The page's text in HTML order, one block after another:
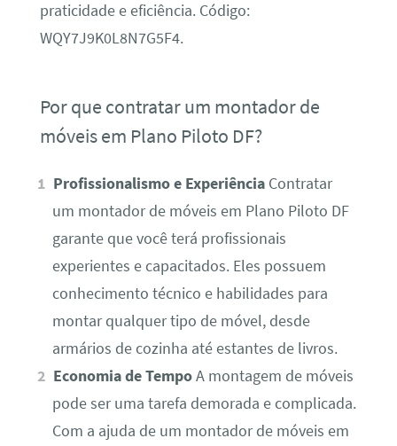
praticidade e eficiência. Código:
WQY7J9K0L8N7G5F4.
Por que contratar um montador de
móveis em Plano Piloto DF?
Profissionalismo e Experiência Contratar
um montador de móveis em Plano Piloto DF
garante que você terá profissionais
experientes e capacitados. Eles possuem
conhecimento técnico e habilidades para
montar qualquer tipo de móvel, desde
armários de cozinha até estantes de livros.
Economia de TempoA montagem de móveis
pode ser uma tarefa demorada e complicada.
Com a ajuda de um montador de móveis em